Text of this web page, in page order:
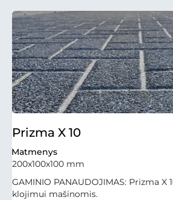
Prizma X 10
Matmenys
200x100x100 mm
GAMINIO PANAUDOJIMAS: Prizma X
klojimui mašinomis.